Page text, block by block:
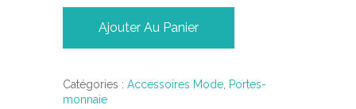
Ajouter Au Panier
Catégories : Accessoires Mode Portes-
monnaie